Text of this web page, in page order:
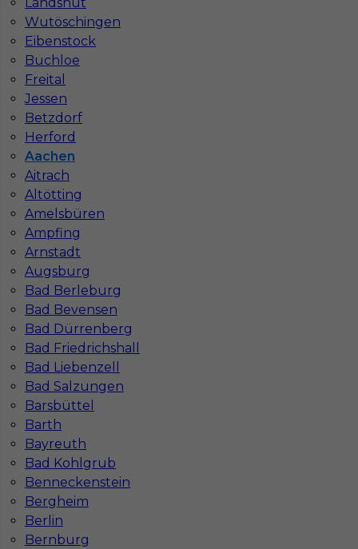
Wutöschingen
Eibenstock
Buchloe
Freital
Jessen
Betzdorf
Herford
Aachen
Aitrach
Altötting
Amelsbüren
Ampfing
Arnstadt
Augsburg
Bad Berleburg
Bad Bevensen
Bad Dürrenberg
Bad Friedrichshall
Bad Liebenzell
Bad Salzungen
Barsbüttel
Barth
Bayreuth
Bad Kohlgrub
Benneckenstein
Bergheim
Berlin
Bernburg
Praca w Niemczech - murarz z j. niemieckim
Kategoria Prace budowlane
Lokalizacja
Wymagane języki
Stawka 17 - 19 € / h
Pracownik ogólnobudowlany - praca w
Niemczech
Kategoria Prace budowlane